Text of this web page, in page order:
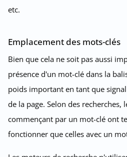
etc.
Emplacement des mots-clés
Bien que cela ne soit pas aussi
présence d'un mot-clé dans la
poids important en tant que
de la page. Selon des recherches,
commençant par un mot-clé ont
fonctionner que celles avec un